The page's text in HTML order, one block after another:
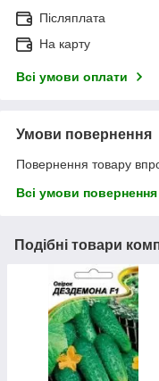
Післяплата
На карту
Всі умови оплати
Умови повернення
Повернення товару
Всі умови повернення
Подібні товари